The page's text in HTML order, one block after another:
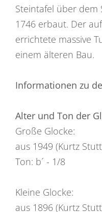
Steintafel über dem
1746 erbaut. Der
errichtete massive
einem älteren Bau.
Informationen zu
Alter und Ton der
Große Glocke:
aus 1949 (Kurtz
Ton: b´ - 1/8
Kleine Glocke:
aus 1896 (Kurtz